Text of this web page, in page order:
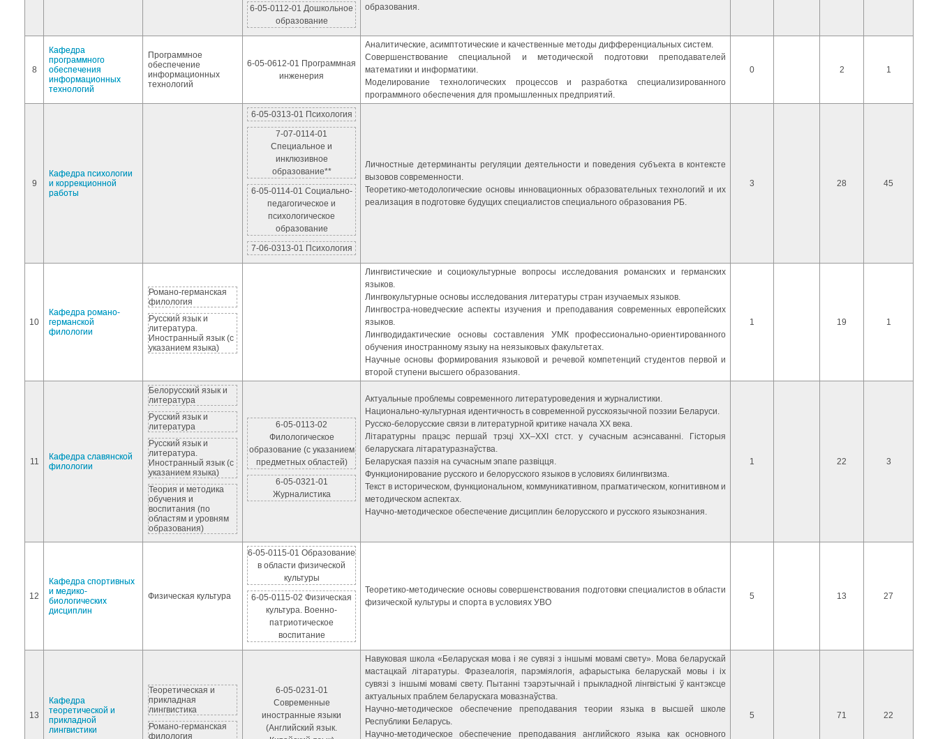
6-05-0112-01 Дошкольное
образование
образования.
8
Кафедра
программного
обеспечения
информационных
технологий
Программное
обеспечение
информационных
технологий
6-05-0612-01 Программная
инженерия
Аналитические, асимптотические и качественные методы дифференциальных систем.
Совершенствование специальной и методической подготовки преподавателей
математики и информатики.
Моделирование технологических процессов и разработка специализированного
программного обеспечения для промышленных предприятий.
0 2 1
9
Кафедра психологии
и коррекционной
работы
6-05-0313-01 Психология
7-07-0114-01
Специальное и
инклюзивное
образование**
6-05-0114-01 Социально-
педагогическое и
психологическое
образование
7-06-0313-01 Психология
Личностные детерминанты регуляции деятельности и поведения субъекта в контексте
вызовов современности.
Теоретико-методологические основы инновационных образовательных технологий и их
реализация в подготовке будущих специалистов специального образования РБ.
3 28 45
10
Кафедра романо-
германской
филологии
Романо-германская
филология
Русский язык и
литература.
Иностранный язык (с
указанием языка)
Лингвистические и социокультурные вопросы исследования романских и германских
языков.
Лингвокультурные основы исследования литературы стран изучаемых языков.
Лингвостра-новедческие аспекты изучения и преподавания современных европейских
языков.
Лингводидактические основы составления УМК профессионально-ориентированного
обучения иностранному языку на неязыковых факультетах.
Научные основы формирования языковой и речевой компетенций студентов первой и
второй ступени высшего образования.
1 19 1
11
Кафедра славянской
филологии
Белорусский язык и
литература
Русский язык и
литература
Русский язык и
литература.
Иностранный язык (с
указанием языка)
Теория и методика
обучения и
воспитания (по
областям и уровням
образования)
6-05-0113-02
Филологическое
образование (с указанием
предметных областей)
6-05-0321-01
Журналистика
Актуальные проблемы современного литературоведения и журналистики.
Национально-культурная идентичность в современной русскоязычной поэзии Беларуси.
Русско-белорусские связи в литературной критике начала ХХ века.
Літаратурны працэс першай трэці ХХ–ХХІ стст. у сучасным асэнсаванні. Гісторыя
беларускага літаратуразнаўства.
Беларуская паэзія на сучасным эпапе развіцця.
Функционирование русского и белорусского языков в условиях билингвизма.
Текст в историческом, функциональном, коммуникативном, прагматическом, когнитивном и
методическом аспектах.
Научно-методическое обеспечение дисциплин белорусского и русского языкознания.
1 22 3
12
Кафедра спортивных
и медико-
биологических
дисциплин
Физическая культура
6-05-0115-01 Образование
в области физической
культуры
6-05-0115-02 Физическая
культура. Военно-
патриотическое
воспитание
Теоретико-методические основы совершенствования подготовки специалистов в области
физической культуры и спорта в условиях УВО
5 13 27
13
Кафедра
теоретической и
прикладной
лингвистики
Теоретическая и
прикладная
лингвистика
Романо-германская
филология
6-05-0231-01
Современные
иностранные языки
(Английский язык.
Навуковая школа «Беларуская мова і яе сувязі з іншымі мовамі свету». Мова беларускай
мастацкай літаратуры. Фразеалогія, парэміялогія, афарыстыка беларускай мовы і іх
сувязі з іншымі мовамі свету. Пытанні тэарэтычнай і прыкладной лінгвістыкі ў кантэксце
актуальных праблем беларускага мовазнаўства.
Научно-методическое обеспечение преподавания теории языка в высшей школе
Республики Беларусь.
Научно-методическое обеспечение преподавания английского языка как основного
5 71 22